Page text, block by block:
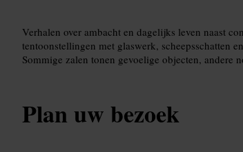
Verhalen over ambacht en dagelijks leven naast
tentoonstellingen met glaswerk, scheepsschatten
Sommige zalen tonen gevoelige objecten, andere
Plan uw bezoek